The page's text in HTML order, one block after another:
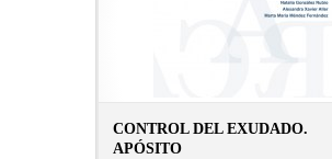
CONTROL DEL EXUDADO.
APÓSITO